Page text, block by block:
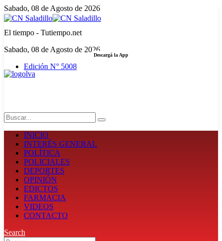
Sabado, 08 de Agosto de 2026
El tiempo - Tutiempo.net
Sabado, 08 de Agosto de 2026
Edición N° 5008
Descargá la App
INICIO
INTERÉS GENERAL
POLÍTICA
POLICIALES
DEPORTES
OPINIÓN
EDICTOS
FARMACIA
VIDEOS
CONTACTO
Search